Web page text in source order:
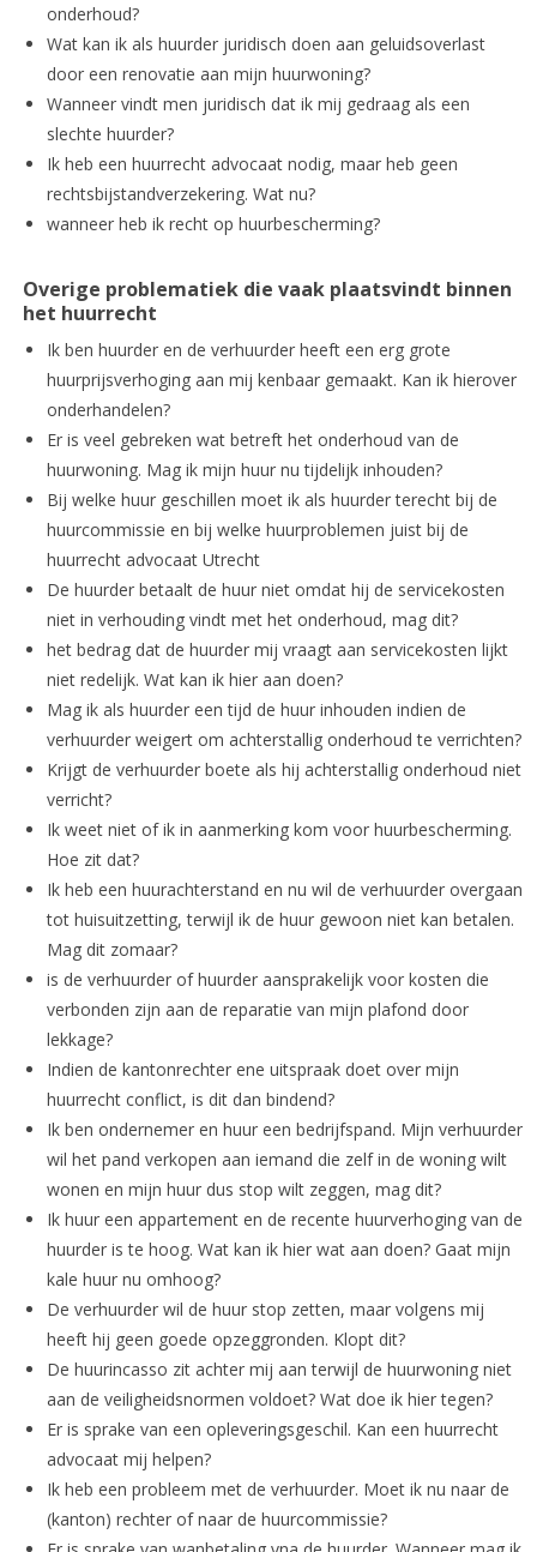
onderhoud?
Wat kan ik als huurder juridisch doen aan geluidsoverlast
door een renovatie aan mijn huurwoning?
Wanneer vindt men juridisch dat ik mij gedraag als een
slechte huurder?
Ik heb een huurrecht advocaat nodig, maar heb geen
rechtsbijstandverzekering. Wat nu?
wanneer heb ik recht op huurbescherming?
Overige problematiek die vaak plaatsvindt binnen
het huurrecht
Ik ben huurder en de verhuurder heeft een erg grote
huurprijsverhoging aan mij kenbaar gemaakt. Kan ik hierover
onderhandelen?
Er is veel gebreken wat betreft het onderhoud van de
huurwoning. Mag ik mijn huur nu tijdelijk inhouden?
Bij welke huur geschillen moet ik als huurder terecht bij de
huurcommissie en bij welke huurproblemen juist bij de
huurrecht advocaat Utrecht
De huurder betaalt de huur niet omdat hij de servicekosten
niet in verhouding vindt met het onderhoud, mag dit?
het bedrag dat de huurder mij vraagt aan servicekosten lijkt
niet redelijk. Wat kan ik hier aan doen?
Mag ik als huurder een tijd de huur inhouden indien de
verhuurder weigert om achterstallig onderhoud te verrichten?
Krijgt de verhuurder boete als hij achterstallig onderhoud niet
verricht?
Ik weet niet of ik in aanmerking kom voor huurbescherming.
Hoe zit dat?
Ik heb een huurachterstand en nu wil de verhuurder overgaan
tot huisuitzetting, terwijl ik de huur gewoon niet kan betalen.
Mag dit zomaar?
is de verhuurder of huurder aansprakelijk voor kosten die
verbonden zijn aan de reparatie van mijn plafond door
lekkage?
Indien de kantonrechter ene uitspraak doet over mijn
huurrecht conflict, is dit dan bindend?
Ik ben ondernemer en huur een bedrijfspand. Mijn verhuurder
wil het pand verkopen aan iemand die zelf in de woning wilt
wonen en mijn huur dus stop wilt zeggen, mag dit?
Ik huur een appartement en de recente huurverhoging van de
huurder is te hoog. Wat kan ik hier wat aan doen? Gaat mijn
kale huur nu omhoog?
De verhuurder wil de huur stop zetten, maar volgens mij
heeft hij geen goede opzeggronden. Klopt dit?
De huurincasso zit achter mij aan terwijl de huurwoning niet
aan de veiligheidsnormen voldoet? Wat doe ik hier tegen?
Er is sprake van een opleveringsgeschil. Kan een huurrecht
advocaat mij helpen?
Ik heb een probleem met de verhuurder. Moet ik nu naar de
(kanton) rechter of naar de huurcommissie?